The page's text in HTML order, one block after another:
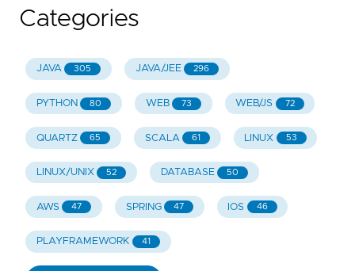
Categories
JAVA 305 JAVA/JEE 296
PYTHON 80 WEB 73 WEB/JS 72
QUARTZ 65 SCALA 61 LINUX 53
LINUX/UNIX 52 DATABASE 50
AWS 47 SPRING 47 IOS 46
PLAYFRAMEWORK 41